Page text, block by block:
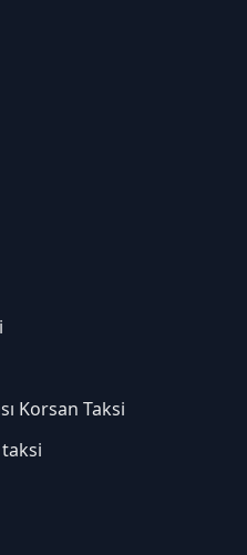
Korsan Taksi